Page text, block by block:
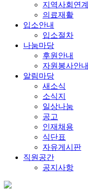
지역사회연계
의료재활
입소안내
입소절차
나눔마당
후원안내
자원봉사안내
알림마당
새소식
소식지
일상나눔
공고
인재채용
식단표
자유게시판
직원공간
공지사항